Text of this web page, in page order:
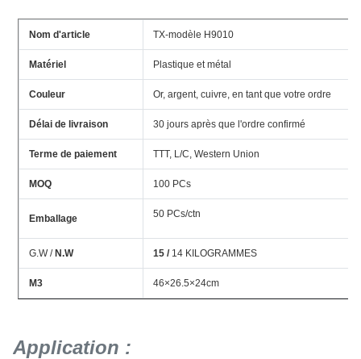
Nom d'article TX-modèle H9010
Matériel Plastique et métal
Couleur Or, argent, cuivre, en tant que votre ordre
Délai de livraison 30 jours après que l'ordre confirmé
Terme de paiement TTT, L/C, Western Union
MOQ 100 PCs
Emballage 50 PCs/ctn
G.W / N.W 15 / 14 KILOGRAMMES
M3 46×26.5×24cm
Application :